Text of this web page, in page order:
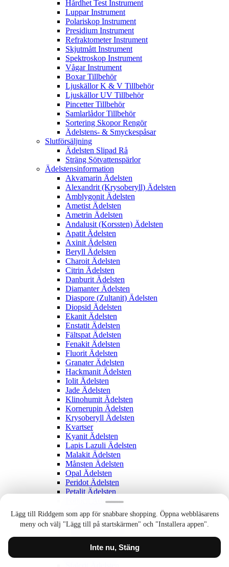
Lägg till Riddgem som app för snabbare shopping. Öppna webbläsarens
meny och välj "Lägg till på startskärmen" och "Installera appen".
Inte nu, Stäng
Hårdhet Test Instrument
Luppar Instrument
Polariskop Instrument
Presidium Instrument
Refraktometer Instrument
Skjutmått Instrument
Spektroskop Instrument
Vågar Instrument
Boxar Tillbehör
Ljuskällor K & V Tillbehör
Ljuskällor UV Tillbehör
Pincetter Tillbehör
Samlarlådor Tillbehör
Sortering Skopor Rengör
Ädelstens- & Smyckespåsar
Slutförsäljning
Ädelsten Slipad Rå
Sträng Sötvattenspärlor
Ädelstensinformation
Akvamarin Ädelsten
Alexandrit (Krysoberyll) Ädelsten
Amblygonit Ädelsten
Ametist Ädelsten
Ametrin Ädelsten
Andalusit (Korssten) Ädelsten
Apatit Ädelsten
Axinit Ädelsten
Beryll Ädelsten
Charoit Ädelsten
Citrin Ädelsten
Danburit Ädelsten
Diamanter Ädelsten
Diaspore (Zultanit) Ädelsten
Diopsid Ädelsten
Ekanit Ädelsten
Enstatit Ädelsten
Fältspat Ädelsten
Fenakit Ädelsten
Fluorit Ädelsten
Granater Ädelsten
Hackmanit Ädelsten
Iolit Ädelsten
Jade Ädelsten
Klinohumit Ädelsten
Kornerupin Ädelsten
Krysoberyll Ädelsten
Kvartser
Kyanit Ädelsten
Lapis Lazuli Ädelsten
Malakit Ädelsten
Månsten Ädelsten
Opal Ädelsten
Peridot Ädelsten
Petalit Ädelsten
Pollucit Ädelsten
Prehnit Ädelsten
Rodokrosit Ädelsten
Rodonit Ädelsten
Rubin Ädelsten
Safir Ädelsten
Scheelit Ädelsten